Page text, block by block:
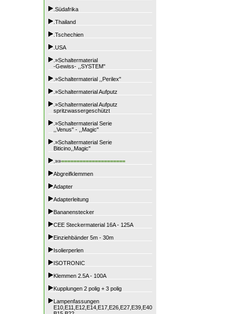
.Südafrika
.Thailand
.Tschechien
.USA
.»Schaltermaterial
-Gewiss- ,,SYSTEM"
.»Schaltermaterial ,,Perilex"
.»Schaltermaterial Aufputz
.»Schaltermaterial Aufputz
spritzwassergeschützt
.»Schaltermaterial Serie
,,Venus" - ,,Magic"
.»Schaltermaterial Serie
Biticino,,Magic"
.»»=====================
Abgreifklemmen
Adapter
Adapterleitung
Bananenstecker
CEE Steckermaterial 16A - 125A
Einziehbänder 5m - 30m
Isolierperlen
ISOTRONIC
Klemmen 2.5A - 100A
Kupplungen 2 polig + 3 polig
Lampenfassungen
E10,E11,E12,E14,E17,E26,E27,E39,E40